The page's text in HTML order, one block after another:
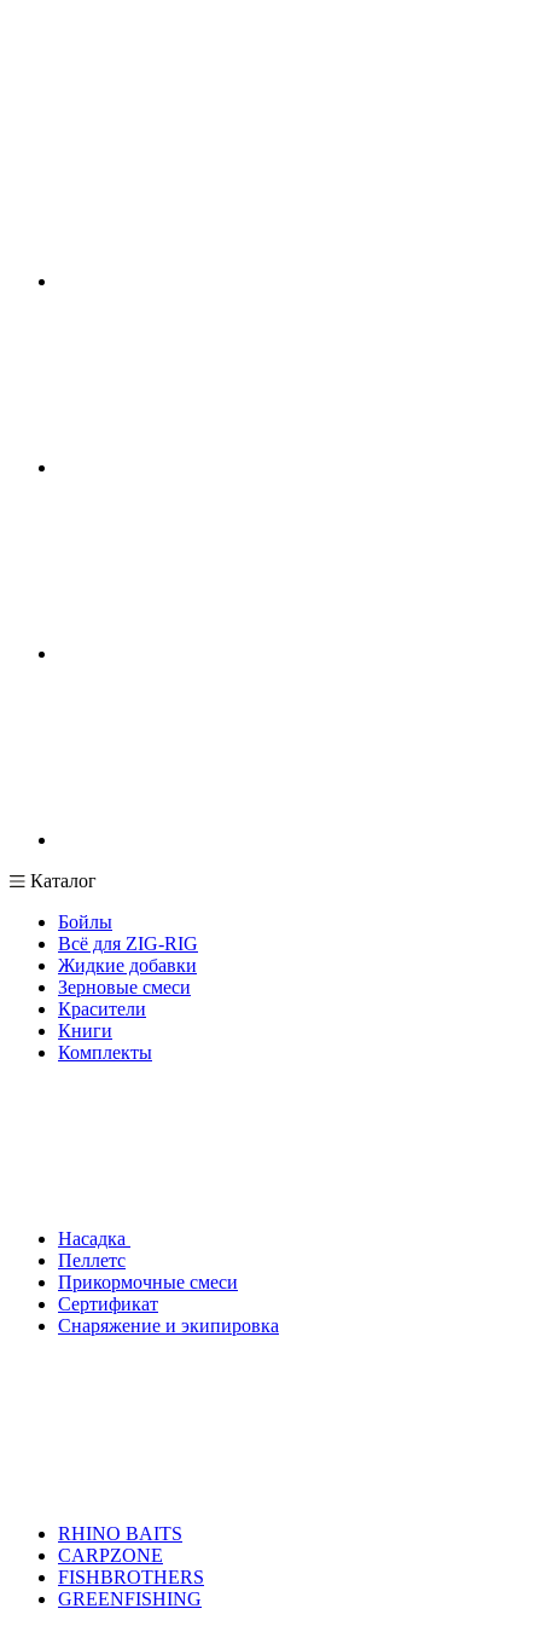
Каталог
Бойлы
Всё для ZIG-RIG
Жидкие добавки
Зерновые смеси
Красители
Книги
Комплекты
Насадка
Пеллетс
Прикормочные смеси
Сертификат
Снаряжение и экипировка
RHINO BAITS
CARPZONE
FISHBROTHERS
GREENFISHING